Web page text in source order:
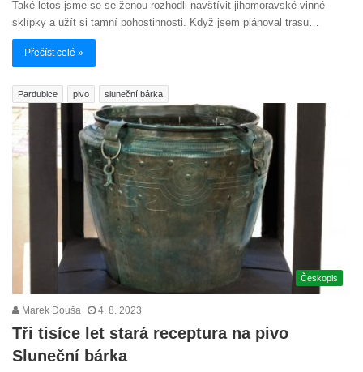
Také letos jsme se se ženou rozhodli navštívit jihomoravské vinné
sklípky a užít si tamní pohostinnosti. Když jsem plánoval trasu…
Přečíst celé »
Pardubice pivo sluneční bárka
Českopis
Marek Douša 4. 8. 2023
Tři tisíce let stará receptura na pivo
Sluneční bárka